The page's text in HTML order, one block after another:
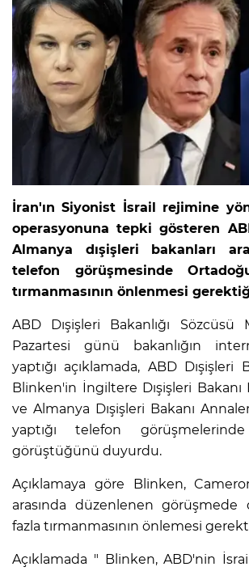
İran'ın Siyonist İsrail rejimine
operasyonuna tepki gösteren
Almanya dışişleri bakanları
telefon görüşmesinde
tırmanmasının önlenmesi
ABD Dışişleri Bakanlığı Sözcüsü
Pazartesi günü bakanlığın
yaptığı açıklamada, ABD Dışişleri
Blinken'in İngiltere Dışişleri Bakanı
ve Almanya Dışişleri Bakanı
yaptığı telefon
görüştüğünü duyurdu.
Açıklamaya göre Blinken,
arasında düzenlenen
fazla tırmanmasının önlemesi
Açıklamada " Blinken, ABD'nin